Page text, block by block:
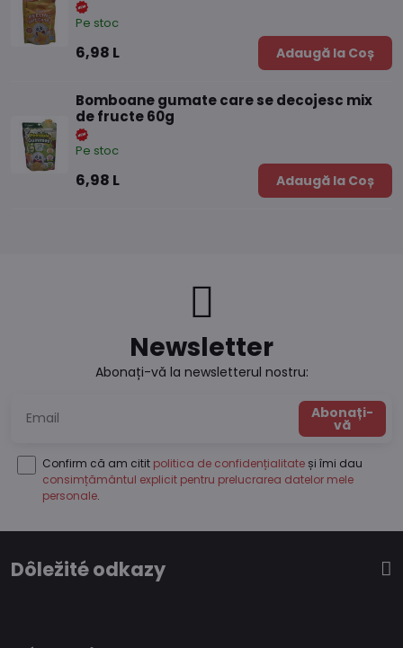
Pe stoc
6,98 L Adaugă la Coș
Bomboane gumate care se decojesc mix
de fructe 60g
Pe stoc
6,98 L Adaugă la Coș
Newsletter
Abonați-vă la newsletterul nostru:
Abonați-
vă
Confirm că am citit politica de confidențialitate și îmi dau
consimțământul explicit pentru prelucrarea datelor mele
personale.
Dôležité odkazy